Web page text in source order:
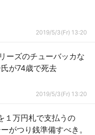
2019/5/3(Fr) 13:20
ーズのチューバッカな
氏が74歳で死去
2019/5/3(Fr) 13:20
１万円札で支払うの
がつり銭準備すべき。